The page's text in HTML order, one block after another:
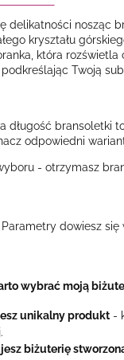
delikatności nosząc
kryształu
która
Twoją
długość bransoletki
odpowiedni
- otrzymasz
Parametry dowiesz
wybrać moją
unikalny produkt -
biżuterię